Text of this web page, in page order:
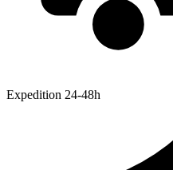
Expedition 24-48h